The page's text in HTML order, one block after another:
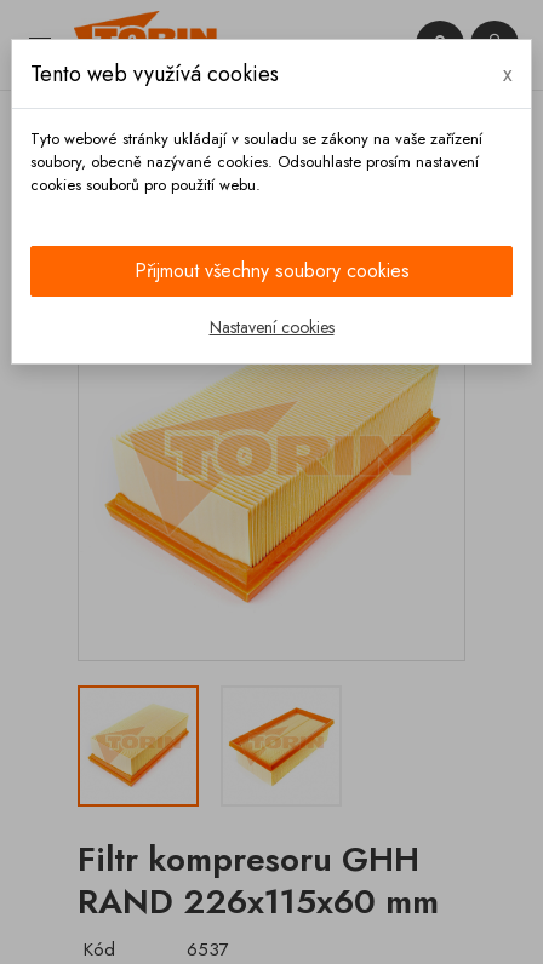
 

Filtr kompresoru GHH
RAND 226x115x60 mm
Kód
6537
Tento web využívá cookies x
Tyto webové stránky ukládají v souladu se zákony na vaše zařízení
soubory, obecně nazývané cookies. Odsouhlaste prosím nastavení
cookies souborů pro použití webu.
Přijmout všechny soubory cookies
Nastavení cookies